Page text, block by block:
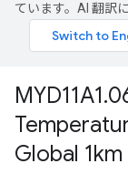
ています。AI 翻訳
MYD11A1.
Global 1km